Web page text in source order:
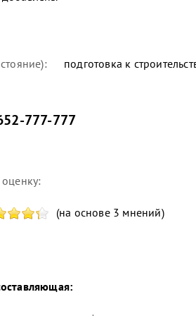
подготовка к
777-777
оценку:
(на основе 3 мнений)